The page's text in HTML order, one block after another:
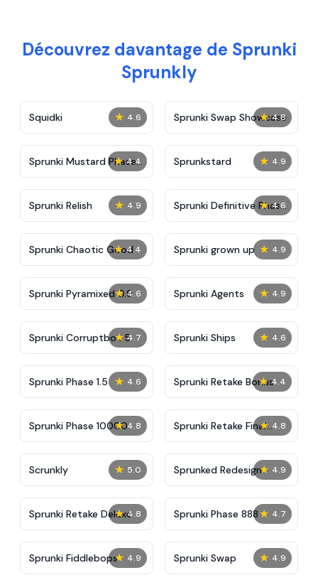
Découvrez davantage de Sprunki
Sprunkly
★ 4.6
Squidki ★ 4.8
Sprunki Swap Showcase
★ 4.4
Sprunki Mustard Phase
2
★ 4.9
Sprunkstard
★ 4.9
Sprunki Relish ★ 4.6
Sprunki Definitive Phase
7
★ 4.4
Sprunki Chaotic Good ★ 4.9
Sprunki grown up
★ 4.6
Sprunki Pyramixed 0.9 ★ 4.9
Sprunki Agents
★ 4.7
Sprunki Corruptbox 5 ★ 4.6
Sprunki Ships
★ 4.6
Sprunki Phase 1.5 ★ 4.4
Sprunki Retake Bonus
★ 4.8
Sprunki Phase 10000 ★ 4.8
Sprunki Retake Final
Update
★ 5.0
Scrunkly ★ 4.9
Sprunked Redesign
★ 4.8
Sprunki Retake Deluxe ★ 4.7
Sprunki Phase 888
★ 4.9
Sprunki Fiddlebops ★ 4.9
Sprunki Swap